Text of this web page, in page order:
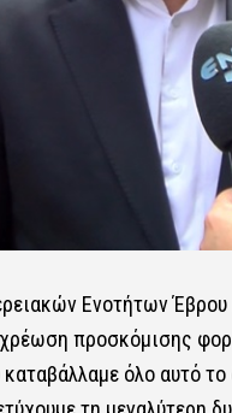
Ενοτήτων Έβρου
προσκόμισης
όλο αυτό